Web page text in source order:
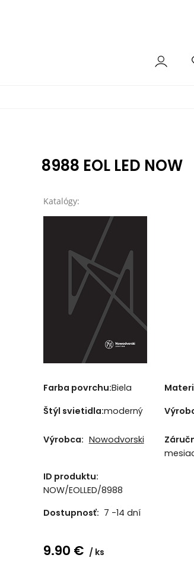
8988 EOL LED NOW
Katalógy:
Farba povrchu:Biela
Štýl svietidla:moderný
Výrobca: Nowodvorski
ID produktu:
NOW/EOLLED/8988
Dostupnosť: 7 -14 dní
9.90 € ks